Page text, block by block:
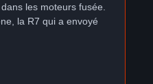
les moteurs fusée.
la R7 qui a envoyé